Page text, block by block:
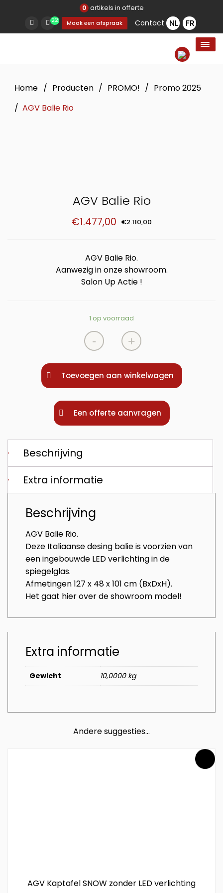
0 artikels in offerte
22 Maak een afspraak Contact
Home / Producten / PROMO! / Promo 2025
/ AGV Balie Rio
AGV Balie Rio
€2.110,00
€1.477,00
AGV Balie Rio.
Aanwezig in onze showroom.
Salon Up Actie !
1 op voorraad
- +
Toevoegen aan winkelwagen
Een offerte aanvragen
Beschrijving
Extra informatie
Beschrijving
AGV Balie Rio.
Deze Italiaanse desing balie is voorzien van
een ingebouwde LED verlichting in de
spiegelglas.
Afmetingen 127 x 48 x 101 cm (BxDxH).
Het gaat hier over de showroom model!
Extra informatie
Gewicht 10,0000 kg
Andere suggesties…
AGV Kaptafel SNOW zonder LED verlichting